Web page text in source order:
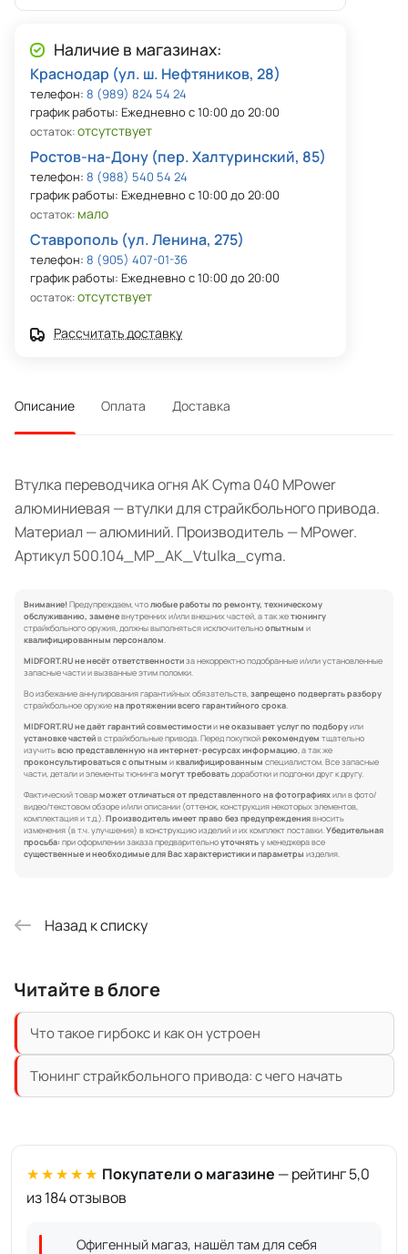
Наличие в магазинах:
Краснодар (ул. ш. Нефтяников, 28)
телефон: 8 (989) 824 54 24
график работы: Ежедневно с 10:00 до 20:00
остаток:отсутствует
Ростов-на-Дону (пер. Халтуринский, 85)
телефон: 8 (988) 540 54 24
график работы: Ежедневно с 10:00 до 20:00
остаток: мало
Ставрополь (ул. Ленина, 275)
телефон: 8 (905) 407-01-36
график работы: Ежедневно с 10:00 до 20:00
остаток:отсутствует
Рассчитать доставку
Описание Оплата Доставка
Втулка переводчика огня АК Cyma 040 MPower
алюминиевая — втулки для страйкбольного привода.
Материал — алюминий. Производитель — MPower.
Артикул 500.104_MP_AK_Vtulka_cyma.
Внимание!Предупреждаем, чтолюбые работы по ремонту, техническому
обслуживанию, заменевнутренних и/или внешних частей, а так жетюнингу
страйкбольного оружия, должны выполняться исключительноопытным и
квалифицированным персоналом.
MIDFORT.RU не несёт ответственностиза некорректно подобранные и/или установленные
запасные части и вызванные этим поломки.
Во избежание аннулирования гарантийных обязательств,запрещено подвергать разбору
страйкбольное оружиена протяжении всего гарантийного срока.
MIDFORT.RU не даёт гарантий совместимостиине оказывает услуг по подборуили
установке частейв страйкбольные привода. Перед покупкойрекомендуем тщательно
изучитьвсю представленную на интернет-ресурсах информацию, а так же
проконсультироваться с опытным иквалифицированным специалистом. Все запасные
части, детали и элементы тюнингамогут требоватьдоработки и подгонки друг к другу.
Фактический товарможет отличаться от представленного на фотографияхили в фото/
видео/текстовом обзоре и/или описании (оттенок, конструкция некоторых элементов,
комплектация и т.д.).Производитель имеет право без предупреждениявносить
изменения (в т.ч. улучшения) в конструкцию изделий и их комплект поставки.Убедительная
просьба: при оформлении заказа предварительноуточнятьу менеджера все
существенные и необходимые для Вас характеристики и параметры изделия.
Назад к списку
Читайте в блоге
Что такое гирбокс и как он устроен
Тюнинг страйкбольного привода: с чего начать
★★★★★ Покупатели о магазине — рейтинг 5,0
из 184 отзывов
Офигенный магаз, нашёл там для себя